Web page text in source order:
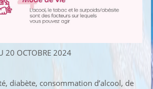
20 OCTOBRE 2024
diabète, consommation d’alcool, de